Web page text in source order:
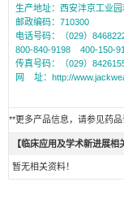
生产地址：西安沣京工业
邮政编码：710300
电话号码：（029）
800-840-9198 400-150-
传真号码：（029）
网 址：http://
**更多产品信息，请参见药
【临床应用及学术新进展相
暂无相关资料！